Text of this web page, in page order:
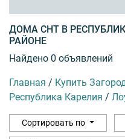
ДОМА СНТ В
РАЙОНЕ
Найдено 0 объявлений
Главная / Купить
Республика Карелия /
Сортировать по